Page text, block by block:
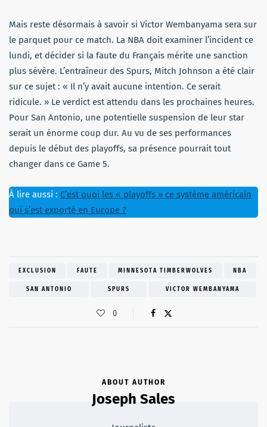
Mais reste désormais à savoir si Victor Wembanyama sera sur
le parquet pour ce match. La NBA doit examiner l’incident ce
lundi, et décider si la faute du Français mérite une sanction
plus sévère. L’entraîneur des Spurs, Mitch Johnson a été clair
sur ce sujet : « Il n’y avait aucune intention. Ce serait
ridicule. » Le verdict est attendu dans les prochaines heures.
Pour San Antonio, une potentielle suspension de leur star
serait un énorme coup dur. Au vu de ses performances
depuis le début des playoffs, sa présence pourrait tout
changer dans ce Game 5.
À lire aussi : C’est quoi les « playoffs » ce système américain
qui s’est exporté en Europe ?
EXCLUSION FAUTE MINNESOTA TIMBERWOLVES NBA
SAN ANTONIO SPURS VICTOR WEMBANYAMA
0
ABOUT AUTHOR
Joseph Sales